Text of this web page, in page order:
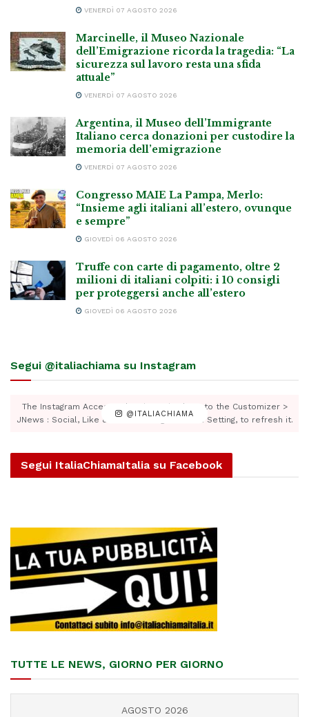
VENERDÌ 07 AGOSTO 2026
Marcinelle, il Museo Nazionale
dell’Emigrazione ricorda la tragedia: “La
sicurezza sul lavoro resta una sfida
attuale”
VENERDÌ 07 AGOSTO 2026
Argentina, il Museo dell’Immigrante
Italiano cerca donazioni per custodire la
memoria dell’emigrazione
VENERDÌ 07 AGOSTO 2026
Congresso MAIE La Pampa, Merlo:
“Insieme agli italiani all’estero, ovunque
e sempre”
GIOVEDÌ 06 AGOSTO 2026
Truffe con carte di pagamento, oltre 2
milioni di italiani colpiti: i 10 consigli
per proteggersi anche all’estero
GIOVEDÌ 06 AGOSTO 2026
Segui @italiachiama su Instagram
@ITALIACHIAMA
The Instagram Access Token is expired, Go to the Customizer >
JNews : Social, Like & View > Instagram Feed Setting, to refresh it.
Segui ItaliaChiamaItalia su Facebook
TUTTE LE NEWS, GIORNO PER GIORNO
AGOSTO 2026